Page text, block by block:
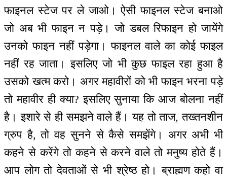
फाइनल स्टेज पर ले जाओ। ऐसी फाइनल स्टेज बनाओ
जो अब भी फाइन न पड़े। जो डबल रिफाइन हो जायेंगे
उनको फाइन नहीं पड़ेगा। फाइनल वाले का कोई फाइल
नहीं रह जाता। इसलिए जो भी कुछ फाइल रहा हुआ है
उसको खत्म करो। अगर महावीरों को भी फाइन भरना पड़े
तो महावीर ही क्या? इसलिए सुनाया कि आज बोलना नहीं
है। इशारे से ही समझने वाले हैं। यह तो ताज, तख्तनशीन
ग्रुप है, तो वह सुनने से कैसे समझेंगे। अगर अभी भी
कहने से करेंगे तो कहने से करने वाले तो मनुष्य होते हैं।
आप लोग तो देवताओं से भी श्रेष्ठ हो। ब्राह्मण कहो वा